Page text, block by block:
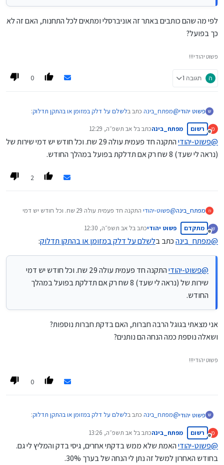
לפי מה שהם כותבים באתר זה אוניברסלי ומתאים לכל התחנות, האם זה לא
כך בפועל?
פשוט יהודי!!!
ה תגובה 1 0
פשוט יהודי@מפתח_בינה כתב בלשלם על דלק במזומן או בהתקן תדלוק:
@מתתיהו אני עשיתי דלקן לא מזמן, דרך חברת "פאמפי". אני
מקבל הנחה קבועה וחשבונית מרוכזת פעם בחודש וזה ממש
מ
מנותק
רשום מפתח_בינהכתב בל אב תשפ״ה, 12:29
נערך לאחרונה על ידי
@פשוט-יהודי
התקנה חד פעמית עולה 29 שח. וכל חודש יש דמי שירות של
(נראה לי שעד) 8 שח רק אם תדלקת בפועל במהלך החודש.
2
מ מפתח_בינה@פשוט-יהודי
התקנה חד פעמית עולה 29 שח. וכל חודש יש דמי
החודש.
מנותק
מתקדם פשוט יהודיכתב בל אב תשפ״ה, 12:30
נערך לאחרונה על ידי
@מפתח_בינהכתב בלשלם על דלק במזומן או בהתקן תדלוק:
@פשוט-יהודי
התקנה חד פעמית עולה 29 שח. וכל חודש יש דמי
שירות של (נראה לי שעד) 8 שח רק אם תדלקת בפועל במהלך
החודש.
אני מצאתי בגוגל הרבה חברות, האם בדקת חברות נוספות?
ושאלה נוספת כמה הנחה הם נותנים?
פשוט יהודי!!!
0
פשוט יהודי@מפתח_בינה כתב בלשלם על דלק במזומן או בהתקן תדלוק:
@פשוט-יהודי
התקנה חד פעמית עולה 29 שח. וכל חודש יש
דמי שירות של (נראה לי שעד) 8 שח רק אם תדלקת בפועל
מ
מנותק
רשום מפתח_בינהכתב בל אב תשפ״ה, 13:26
נערך לאחרונה על ידי
@פשוט-יהודיהאמת שלא ממש בדקתי אחרים, גיסי בדק והמליץ לי גם.
בחודש האחרון למשל זה נתן לי הנחה של בערך 30%.